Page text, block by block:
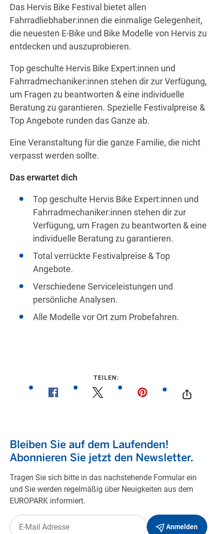
Wegbeschreibung erhalten
Das Hervis Bike Festival bietet allen
Fahrradliebhaber:innen die einmalige Gelegenheit,
die neuesten E-Bike und Bike Modelle von Hervis zu
entdecken und auszuprobieren.
Top geschulte Hervis Bike Expert:innen und
Fahrradmechaniker:innen stehen dir zur Verfügung,
um Fragen zu beantworten & eine individuelle
Beratung zu garantieren. Spezielle Festivalpreise &
Top Angebote runden das Ganze ab.
Eine Veranstaltung für die ganze Familie, die nicht
verpasst werden sollte.
Das erwartet dich
Top geschulte Hervis Bike Expert:innen und
Fahrradmechaniker:innen stehen dir zur
Verfügung, um Fragen zu beantworten & eine
individuelle Beratung zu garantieren.
Total verrückte Festivalpreise & Top
Angebote.
Verschiedene Serviceleistungen und
persönliche Analysen.
Alle Modelle vor Ort zum Probefahren.
TEILEN: